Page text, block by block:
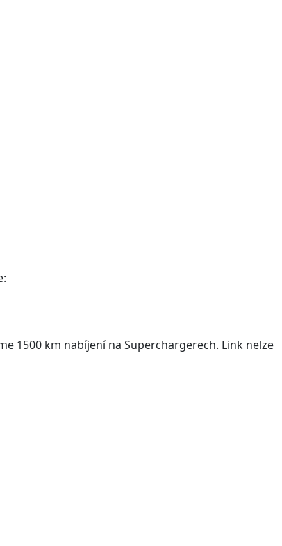
1500 km nabíjení na Superchargerech. Link nelze